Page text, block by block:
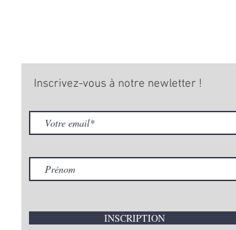
Inscrivez-vous à notre newletter !
INSCRIPTION